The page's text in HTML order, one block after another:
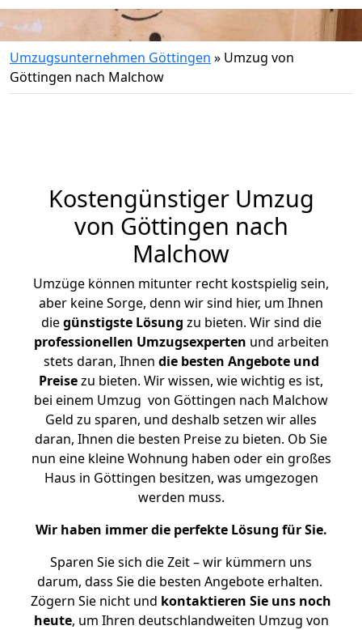
Umzugsunternehmen Göttingen » Umzug von
Göttingen nach Malchow
Kostengünstiger Umzug
von Göttingen nach
Malchow
Umzüge können mitunter recht kostspielig sein,
aber keine Sorge, denn wir sind hier, um Ihnen
diegünstigste Lösung zu bieten. Wir sind die
professionellen Umzugsexperten und arbeiten
stets daran, Ihnen die besten Angebote und
Preisezu bieten. Wir wissen, wie wichtig es ist,
bei einem Umzug von Göttingen nach Malchow
Geld zu sparen, und deshalb setzen wir alles
daran, Ihnen die besten Preise zu bieten. Ob Sie
nun eine kleine Wohnung haben oder ein großes
Haus in Göttingen besitzen, was umgezogen
werden muss.
Wir haben immer die perfekte Lösung für Sie.
Sparen Sie sich die Zeit – wir kümmern uns
darum, dass Sie die besten Angebote erhalten.
Zögern Sie nicht und kontaktieren Sie uns noch
heute, um Ihren deutschlandweiten Umzug von